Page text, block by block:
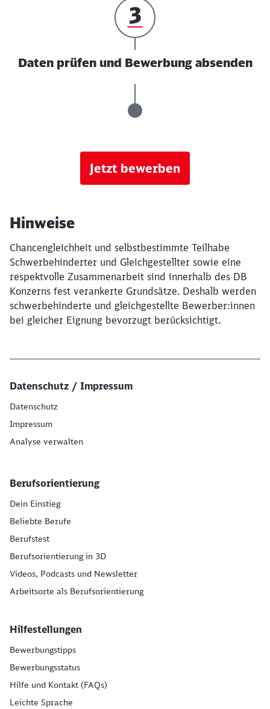
Daten prüfen und Bewerbung absenden
Jetzt bewerben
Hinweise
Chancengleichheit und selbstbestimmte Teilhabe
Schwerbehinderter und Gleichgestellter sowie eine
respektvolle Zusammenarbeit sind innerhalb des DB
Konzerns fest verankerte Grundsätze. Deshalb werden
schwerbehinderte und gleichgestellte Bewerber:innen
bei gleicher Eignung bevorzugt berücksichtigt.
Datenschutz / Impressum
Datenschutz
Impressum
Analyse verwalten
Berufsorientierung
Dein Einstieg
Beliebte Berufe
Berufstest
Berufsorientierung in 3D
Videos, Podcasts und Newsletter
Arbeitsorte als Berufsorientierung
Hilfestellungen
Bewerbungstipps
Bewerbungsstatus
Hilfe und Kontakt (FAQs)
Leichte Sprache